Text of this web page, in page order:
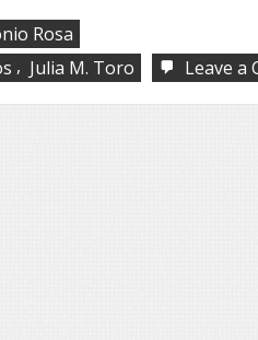
Rosa
, Julia M. Toro Leave a